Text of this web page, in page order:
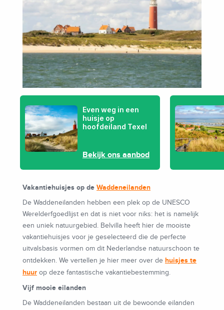
Even weg in een
huisje op
hoofdeiland Texel
Bekijk ons aanbod
Vakantiehuisjes op de Waddeneilanden
De Waddeneilanden hebben een plek op de UNESCO
Werelderfgoedlijst en dat is niet voor niks: het is namelijk
een uniek natuurgebied. Belvilla heeft hier de mooiste
vakantiehuisjes voor je geselecteerd die de perfecte
uitvalsbasis vormen om dit Nederlandse natuurschoon te
ontdekken. We vertellen je hier meer over de huisjes te
huur op deze fantastische vakantiebestemming.
Vijf mooie eilanden
De Waddeneilanden bestaan uit de bewoonde eilanden